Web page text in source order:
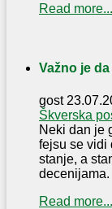
Read more...
Važno je
gost
Škverska
Neki dan je
fejsu se vidi
stanje, a
decenijama.
Read more...